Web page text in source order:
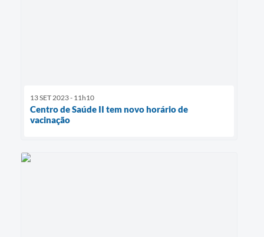
13 SET 2023 - 11h10
Centro de Saúde II tem novo horário de
vacinação